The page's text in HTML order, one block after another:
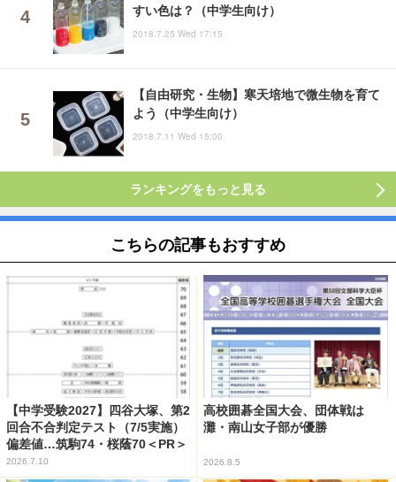
すい色は？（中学生向け）
2018.7.25 Wed 17:15
【自由研究・生物】寒天培地で微生物を育て
よう（中学生向け）
2018.7.11 Wed 15:00
ランキングをもっと見る
こちらの記事もおすすめ
【中学受験2027】四谷大塚、第2
回合不合判定テスト（7/5実施）
偏差値…筑駒74・桜蔭70＜PR＞
2026.7.10
高校囲碁全国大会、団体戦は
灘・南山女子部が優勝
2026.8.5